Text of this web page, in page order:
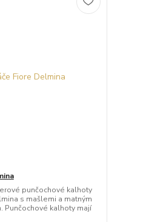
punčochové kalhoty
s mašlemi a matným
Punčochové kalhoty mají